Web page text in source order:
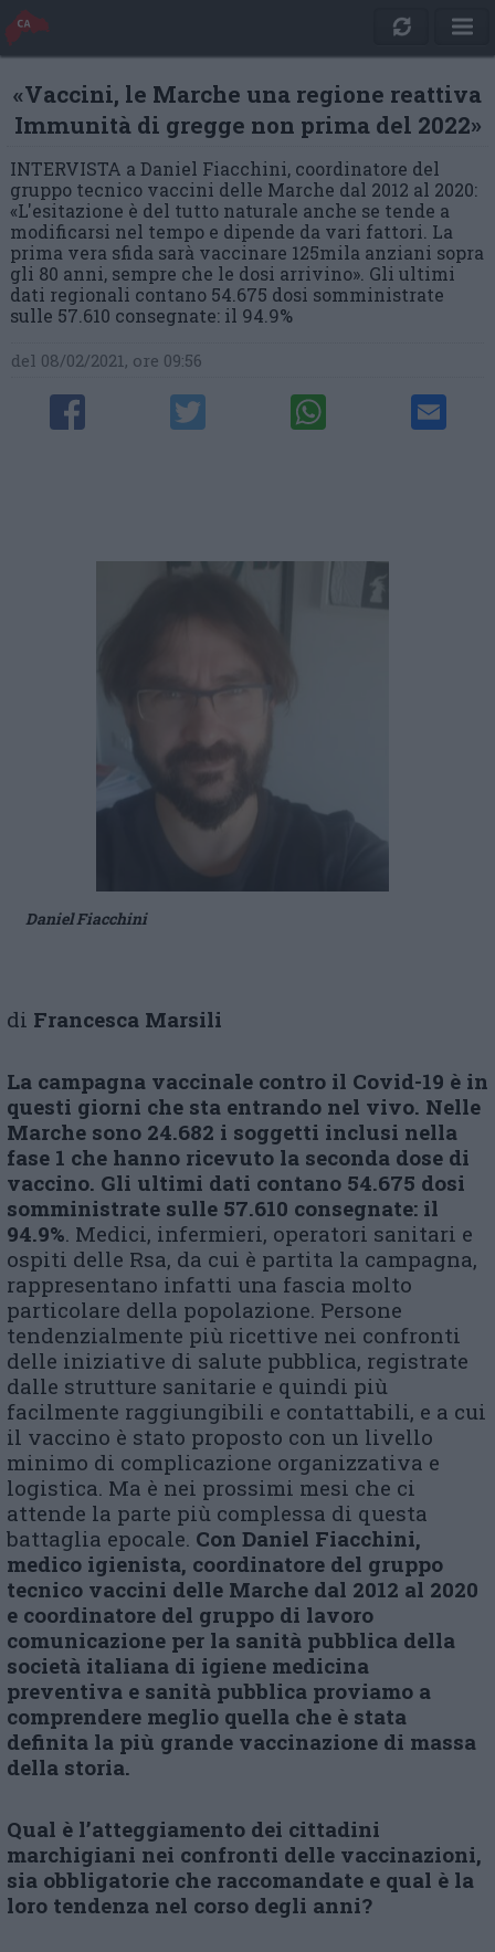
«Vaccini, le Marche una regione reattiva
Immunità di gregge non prima del 2022»
INTERVISTA a Daniel Fiacchini, coordinatore del
gruppo tecnico vaccini delle Marche dal 2012 al 2020:
«L'esitazione è del tutto naturale anche se tende a
modificarsi nel tempo e dipende da vari fattori. La
prima vera sfida sarà vaccinare 125mila anziani sopra
gli 80 anni, sempre che le dosi arrivino». Gli ultimi
dati regionali contano 54.675 dosi somministrate
sulle 57.610 consegnate: il 94.9%
del 08/02/2021, ore 09:56
Daniel Fiacchini
di Francesca Marsili
La campagna vaccinale contro il Covid-19 è in
questi giorni che sta entrando nel vivo. Nelle
Marche sono 24.682 i soggetti inclusi nella
fase 1 che hanno ricevuto la seconda dose di
vaccino. Gli ultimi dati contano 54.675 dosi
somministrate sulle 57.610 consegnate: il
94.9%. Medici, infermieri, operatori sanitari e
ospiti delle Rsa, da cui è partita la campagna,
rappresentano infatti una fascia molto
particolare della popolazione. Persone
tendenzialmente più ricettive nei confronti
delle iniziative di salute pubblica, registrate
dalle strutture sanitarie e quindi più
facilmente raggiungibili e contattabili, e a cui
il vaccino è stato proposto con un livello
minimo di complicazione organizzativa e
logistica. Ma è nei prossimi mesi che ci
attende la parte più complessa di questa
battaglia epocale. Con Daniel Fiacchini,
medico igienista, coordinatore del gruppo
tecnico vaccini delle Marche dal 2012 al 2020
e coordinatore del gruppo di lavoro
comunicazione per la sanità pubblica della
società italiana di igiene medicina
preventiva e sanità pubblica proviamo a
comprendere meglio quella che è stata
definita la più grande vaccinazione di massa
della storia.
Qual è l’atteggiamento dei cittadini
marchigiani nei confronti delle vaccinazioni,
sia obbligatorie che raccomandate e qual è la
loro tendenza nel corso degli anni?